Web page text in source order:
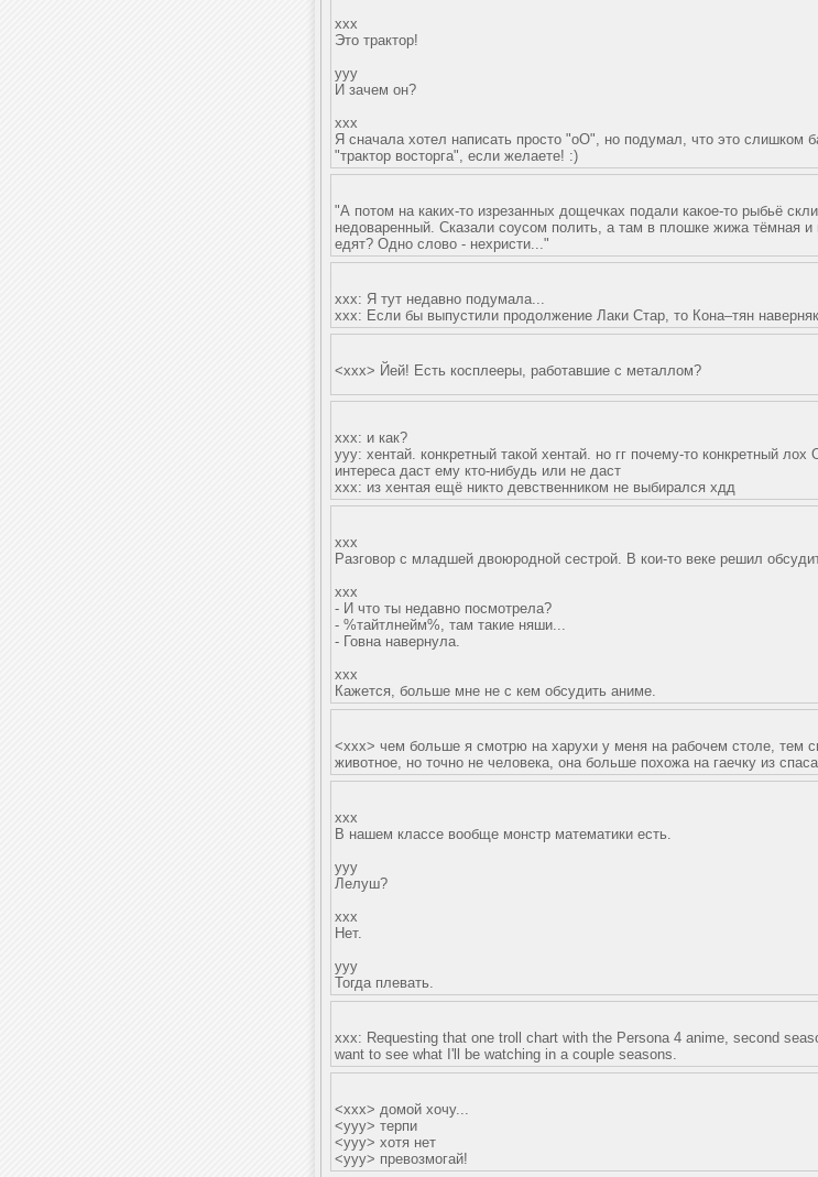
xxx
Это трактор!
yyy
И зачем он?
xxx
Я сначала хотел написать просто "оО", но подумал, что это слишком
"трактор восторга", если желаете! :)
"А потом на каких-то изрезанных дощечках подали какое-то рыбьё
недоваренный. Сказали соусом полить, а там в плошке жижа тёмная
едят? Одно слово - нехристи..."
ххх: Я тут недавно подумала...
ххх: Если бы выпустили продолжение Лаки Стар, то Кона–тян
<xxx> Йей! Есть косплееры, работавшие с металлом?
xxx: и как?
yyy: хентай. конкретный такой хентай. но гг почему-то конкретный
интереса даст ему кто-нибудь или не даст
ххх: из хентая ещё никто девственником не выбирался хдд
xxx
Разговор с младшей двоюродной сестрой. В кои-то веке решил
xxx
- И что ты недавно посмотрела?
- %тайтлнейм%, там такие няши...
- Говна навернула.
xxx
Кажется, больше мне не с кем обсудить аниме.
<ххх> чем больше я смотрю на харухи у меня на рабочем столе, тем
животное, но точно не человека, она больше похожа на гаечку из
xxx
В нашем классе вообще монстр математики есть.
yyy
Лелуш?
ххх
Нет.
ууу
Тогда плевать.
xxx: Requesting that one troll chart with the Persona 4 anime, second
want to see what I'll be watching in a couple seasons.
<xxx> домой хочу...
<yyy> терпи
<yyy> хотя нет
<yyy> превозмогай!